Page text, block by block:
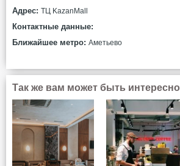
Адрес: ТЦ KazanMall
Контактные данные:
Ближайшее метро: Аметьево
Так же вам может быть интересно